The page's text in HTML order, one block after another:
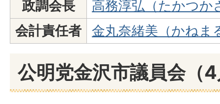
政調会長
高務淳弘（たかつか
会計責任者
金丸奈緒美（かねま
公明党金沢市議員会（